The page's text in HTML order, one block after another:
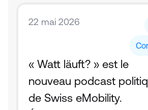
22 mai 2026
« Watt läuft? » est le
nouveau podcast
de Swiss eMobility.